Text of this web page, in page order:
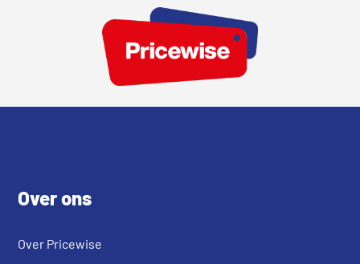
Over ons
Over Pricewise